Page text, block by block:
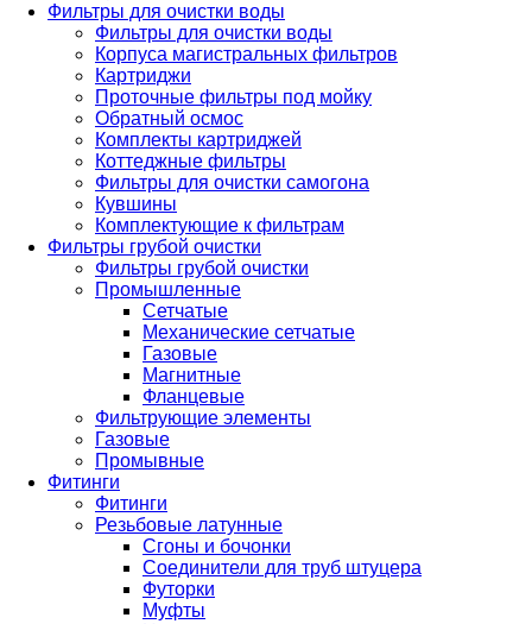
Фильтры для очистки воды
Фильтры для очистки воды
Корпуса магистральных фильтров
Картриджи
Проточные фильтры под мойку
Обратный осмос
Комплекты картриджей
Коттеджные фильтры
Фильтры для очистки самогона
Кувшины
Комплектующие к фильтрам
Фильтры грубой очистки
Фильтры грубой очистки
Промышленные
Сетчатые
Механические сетчатые
Газовые
Магнитные
Фланцевые
Фильтрующие элементы
Газовые
Промывные
Фитинги
Фитинги
Резьбовые латунные
Сгоны и бочонки
Соединители для труб штуцера
Футорки
Муфты